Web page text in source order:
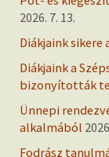
2026. 7. 13.
Diákjaink sikere
Diákjaink a
bizonyították
Ünnepi
alkalmából
Fodrász